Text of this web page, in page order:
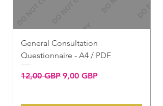
General Consultation
Questionnaire - A4 / PDF
Regularna cena
12,00 GBP Cena rabatowa
9,00 GBP